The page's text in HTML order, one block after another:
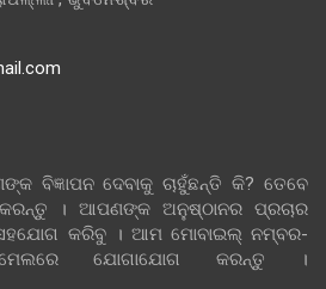
ବିଜ୍ଞାପନ ଦେବାକୁ ଚାହୁଁଛନ୍ତି କି? ତେବେ
। ଆପଣଙ୍କ ଅନୁଷ୍ଠାନର ପ୍ରଚାର
କରିବୁ । ଆମ ମୋବାଇଲ୍ ନମ୍ବର-
ଯୋଗାଯୋଗ କରନ୍ତୁ ।